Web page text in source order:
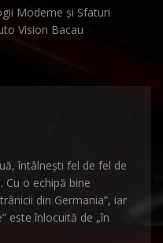
Moderne și Sfaturi
Vision Bacau
întâlnești fel de fel de
Cu o echipă bine
din Germania”, iar
este înlocuită de „în